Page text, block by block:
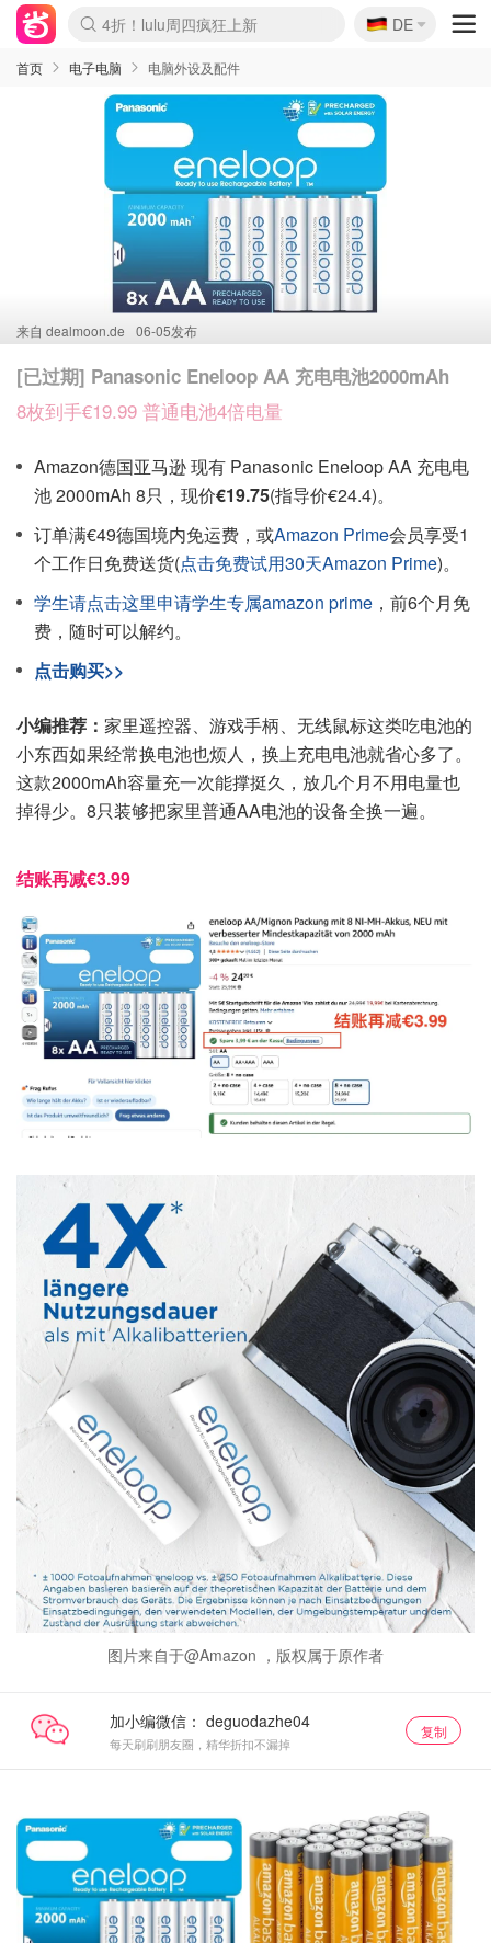
Boticinal 夏促开抢！
4折！lulu周四疯狂上新
还没结束！&OtherStories大促
Joybuy变相75折 随时失效
速领！Stanley独家85折
疑似霸哥！Camper额外叠85折
Zalando 奥莱闪促！每日更新
Moncler反季囤！5折起+叠9折
Coach Brooklyn仅€192
🇩🇪
DE
首页 电子电脑 电脑外设及配件
来自 dealmoon.de 06-05发布
[已过期] Panasonic Eneloop AA 充电电池2000mAh
8枚到手€19.99 普通电池4倍电量
Amazon德国亚马逊 现有 Panasonic Eneloop AA 充电电
池 2000mAh 8只，现价€19.75(指导价€24.4)。
订单满€49德国境内免运费，或Amazon Prime会员享受1
个工作日免费送货(点击免费试用30天Amazon Prime)。
学生请点击这里申请学生专属amazon prime ，前6个月免
费，随时可以解约。
点击购买>>
小编推荐： 家里遥控器、游戏手柄、无线鼠标这类吃电池的
小东西如果经常换电池也烦人，换上充电电池就省心多了。
这款2000mAh容量充一次能撑挺久，放几个月不用电量也
掉得少。8只装够把家里普通AA电池的设备全换一遍。
结账再减€3.99
图片来自于@Amazon ，版权属于原作者
加小编微信：
每天刷刷朋友圈，精华折扣不漏掉
复制